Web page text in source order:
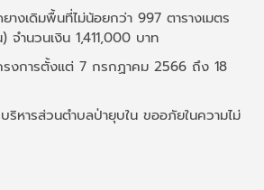
งเดิมพื้นที่ไม่น้อยกว่า 997 ตารางเมตร
จำนวนเงิน 1,411,000 บาท
โครงการตั้งแต่ 7 กรกฏาคม 2566 ถึง 18
ริหารส่วนตำบลป่ายุบใน ขออภัยในความไม่